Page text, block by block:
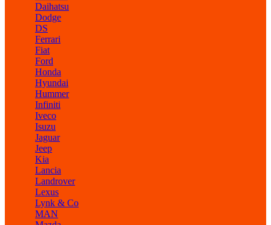
Daihatsu
Dodge
DS
Ferrari
Fiat
Ford
Honda
Hyundai
Hummer
Infiniti
Iveco
Isuzu
Jaguar
Jeep
Kia
Lancia
Landrover
Lexus
Lynk & Co
MAN